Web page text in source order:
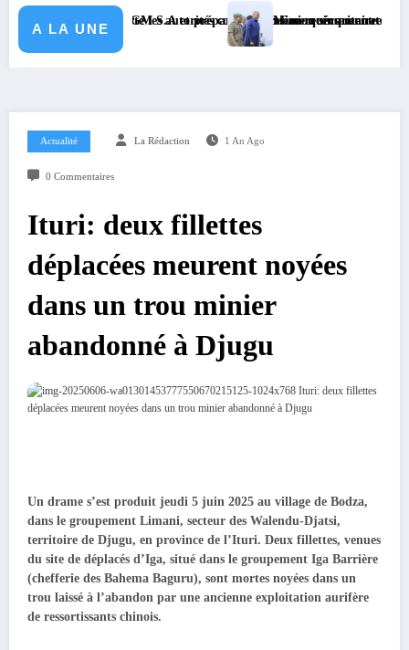
A LA UNE
avec KGM S.A et prépare le deuxième quinquennat
exhorte les autorités coutumières au recensement et à
Mission sécuritaire et sanitaire : le
Actualité La Rédaction 1 An Ago
0 Commentaires
Ituri: deux fillettes
déplacées meurent noyées
dans un trou minier
abandonné à Djugu
Un drame s’est produit jeudi 5 juin 2025 au village de Bodza,
dans le groupement Limani, secteur des Walendu-Djatsi,
territoire de Djugu, en province de l’Ituri. Deux fillettes, venues
du site de déplacés d’Iga, situé dans le groupement Iga Barrière
(chefferie des Bahema Baguru), sont mortes noyées dans un
trou laissé à l’abandon par une ancienne exploitation aurifère
de ressortissants chinois.